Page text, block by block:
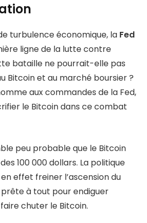
turbulence économique, la Fed
ligne de la lutte contre
bataille ne pourrait-elle pas
Bitcoin et au marché boursier ?
aux commandes de la Fed,
le Bitcoin dans ce combat
peu probable que le Bitcoin
100 000 dollars. La politique
effet freiner l’ascension du
prête à tout pour endiguer
chuter le Bitcoin.